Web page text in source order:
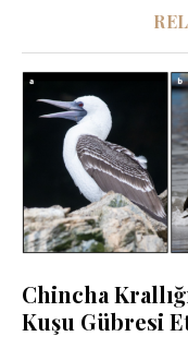
Chincha
Kuşu Gübresi